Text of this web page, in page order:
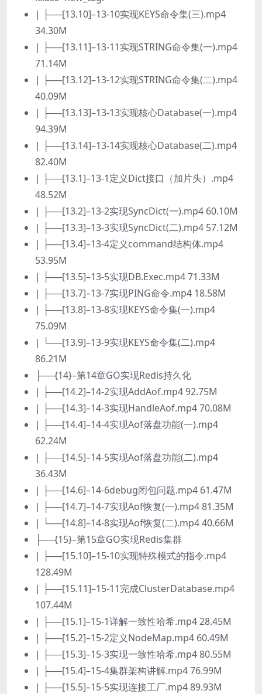
| ├──[13.10]–13-10实现KEYS命令集(三).mp4
34.30M
| ├──[13.11]–13-11实现STRING命令集(一).mp4
71.14M
| ├──[13.12]–13-12实现STRING命令集(二).mp4
40.09M
| ├──[13.13]–13-13实现核心Database(一).mp4
94.39M
| ├──[13.14]–13-14实现核心Database(二).mp4
82.40M
| ├──[13.1]–13-1定义Dict接口（加片头）.mp4
48.52M
| ├──[13.2]–13-2实现SyncDict(一).mp4 60.10M
| ├──[13.3]–13-3实现SyncDict(二).mp4 57.12M
| ├──[13.4]–13-4定义command结构体.mp4
53.95M
| ├──[13.5]–13-5实现DB.Exec.mp4 71.33M
| ├──[13.7]–13-7实现PING命令.mp4 18.58M
| ├──[13.8]–13-8实现KEYS命令集(一).mp4
75.09M
| └──[13.9]–13-9实现KEYS命令集(二).mp4
86.21M
├──{14}–第14章GO实现Redis持久化
| ├──[14.2]–14-2实现AddAof.mp4 92.75M
| ├──[14.3]–14-3实现HandleAof.mp4 70.08M
| ├──[14.4]–14-4实现Aof落盘功能(一).mp4
62.24M
| ├──[14.5]–14-5实现Aof落盘功能(二).mp4
36.43M
| ├──[14.6]–14-6debug闭包问题.mp4 61.47M
| ├──[14.7]–14-7实现Aof恢复(一).mp4 81.35M
| └──[14.8]–14-8实现Aof恢复(二).mp4 40.66M
├──{15}–第15章GO实现Redis集群
| ├──[15.10]–15-10实现特殊模式的指令.mp4
128.49M
| ├──[15.11]–15-11完成ClusterDatabase.mp4
107.44M
| ├──[15.1]–15-1详解一致性哈希.mp4 28.45M
| ├──[15.2]–15-2定义NodeMap.mp4 60.49M
| ├──[15.3]–15-3实现一致性哈希.mp4 80.55M
| ├──[15.4]–15-4集群架构讲解.mp4 76.99M
| ├──[15.5]–15-5实现连接工厂.mp4 89.93M